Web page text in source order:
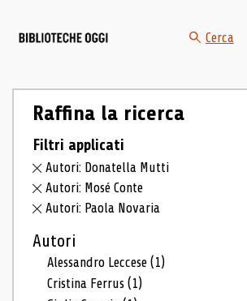
Cerca
Raffina la ricerca
Filtri applicati
Autori: Donatella Mutti
Autori: Mosé Conte
Autori: Paola Novaria
Autori
Alessandro Leccese(1)
Cristina Ferrus(1)